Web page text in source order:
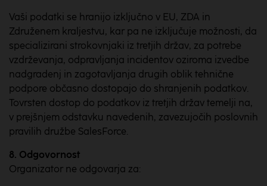
Vaši podatki se hranijo izključno v EU, ZDA in
Združenem kraljestvu, kar pa ne izključuje možnosti, da
specializirani strokovnjaki iz tretjih držav, za potrebe
vzdrževanja, odpravljanja incidentov oziroma izvedbe
nadgradenj in zagotavljanja drugih oblik tehnične
podpore občasno dostopajo do shranjenih podatkov.
Tovrsten dostop do podatkov iz tretjih držav temelji na,
v prejšnjem odstavku navedenih, zavezujočih poslovnih
pravilih družbe SalesForce.
8. Odgovornost
Organizator ne odgovarja za: